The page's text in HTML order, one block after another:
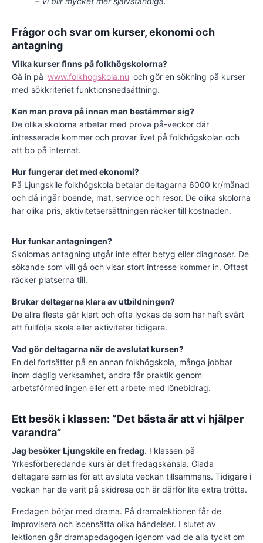
Frågor och svar om kurser, ekonomi och
antagning
Vilka kurser finns på folkhögskolorna?
Gå in på www.folkhogskola.nu och gör en sökning på kurser
med sökkriteriet funktionsnedsättning.
Kan man prova på innan man bestämmer sig?
De olika skolorna arbetar med prova på-veckor där
intresserade kommer och provar livet på folkhögskolan och
att bo på internat.
Hur fungerar det med ekonomi?
På Ljungskile folkhögskola betalar deltagarna 6000 kr/månad
och då ingår boende, mat, service och resor. De olika skolorna
har olika pris, aktivitetsersättningen räcker till kostnaden.
Hur funkar antagningen?
Skolornas antagning utgår inte efter betyg eller diagnoser. De
sökande som vill gå och visar stort intresse kommer in. Oftast
räcker platserna till.
Brukar deltagarna klara av utbildningen?
De allra flesta går klart och ofta lyckas de som har haft svårt
att fullfölja skola eller aktiviteter tidigare.
Vad gör deltagarna när de avslutat kursen?
En del fortsätter på en annan folkhögskola, många jobbar
inom daglig verksamhet, andra får praktik genom
arbetsförmedlingen eller ett arbete med lönebidrag.
Ett besök i klassen: ”Det bästa är att vi hjälper
varandra”
Jag besöker Ljungskile en fredag. I klassen på
Yrkesförberedande kurs är det fredagskänsla. Glada
deltagare samlas för att avsluta veckan tillsammans. Tidigare i
veckan har de varit på skidresa och är därför lite extra trötta.
Fredagen börjar med drama. På dramalektionen får de
improvisera och iscensätta olika händelser. I slutet av
lektionen går dramapedagogen igenom vad de alla tyckt om